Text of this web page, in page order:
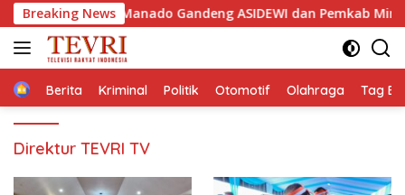
Langsung
ke
konten
Breaking News
‎STP Manado Gandeng ASIDEWI dan Pemkab Minahasa
HomeBerita Kriminal Politik Otomotif Olahraga Tag
Direktur TEVRI TV